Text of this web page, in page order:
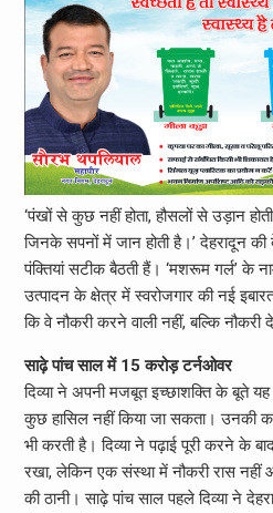
‘पंखों से कुछ नहीं होता, हौसलों से उड़ान
जिनके सपनों में जान होती है।’ देहरादून की
पंक्तियां सटीक बैठती हैं। ‘मशरूम गर्ल’ के
उत्पादन के क्षेत्र में स्वरोजगार की नई
कि वे नौकरी करने वाली नहीं, बल्कि नौकरी
साढ़े पांच साल में 15 करोड़ टर्नओवर
दिव्या ने अपनी मजबूत इच्छाशक्ति के बूते यह
कुछ हासिल नहीं किया जा सकता। उनकी
भी करती है। दिव्या ने पढ़ाई पूरी करने के
रखा, लेकिन एक संस्था में नौकरी रास
की ठानी। साढ़े पांच साल पहले दिव्या ने